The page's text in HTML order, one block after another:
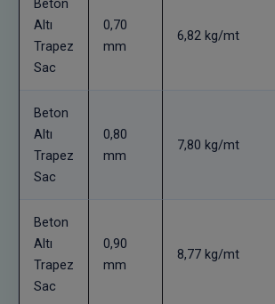
Beton
Altı
Trapez
Sac
0,70
mm
6,82 kg/mt
Beton
Altı
Trapez
Sac
0,80
mm
7,80 kg/mt
Beton
Altı
Trapez
Sac
0,90
mm
8,77 kg/mt